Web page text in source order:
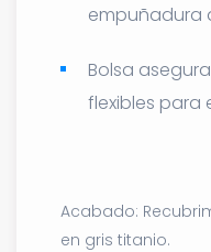
empuñadura
Bolsa
flexibles para
Acabado:
en gris titanio.